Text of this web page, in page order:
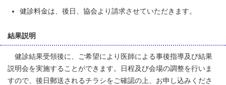
健診料金は、後日、協会より請求させていただきます。
結果説明
健診結果受領後に、ご希望により医師による事後指導及び結果
説明会を実施することができます。日程及び会場の調整を行いま
すので、後日郵送されるチラシをご確認の上、お申し込みくださ